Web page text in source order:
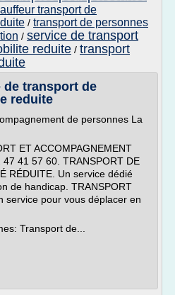
transport de
/ transport de personnes
/ service de transport
reduite / transport
de transport de
reduite
de personnes La
ET ACCOMPAGNEMENT
47 41 57 60. TRANSPORT DE
RÉDUITE. Un service dédié
de handicap. TRANSPORT
service pour vous déplacer en
Transport de...